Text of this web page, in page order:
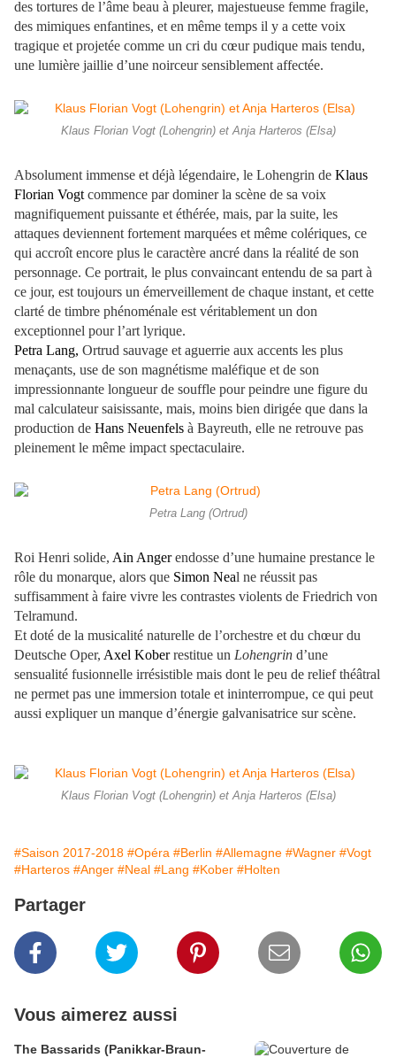
des tortures de l’âme beau à pleurer, majestueuse femme fragile,
des mimiques enfantines, et en même temps il y a cette voix
tragique et projetée comme un cri du cœur pudique mais tendu,
une lumière jaillie d’une noirceur sensiblement affectée.
Klaus Florian Vogt (Lohengrin) et Anja Harteros (Elsa)
Absolument immense et déjà légendaire, le Lohengrin de Klaus
Florian Vogt commence par dominer la scène de sa voix
magnifiquement puissante et éthérée, mais, par la suite, les
attaques deviennent fortement marquées et même colériques, ce
qui accroît encore plus le caractère ancré dans la réalité de son
personnage. Ce portrait, le plus convaincant entendu de sa part à
ce jour, est toujours un émerveillement de chaque instant, et cette
clarté de timbre phénoménale est véritablement un don
exceptionnel pour l’art lyrique.
Petra Lang, Ortrud sauvage et aguerrie aux accents les plus
menaçants, use de son magnétisme maléfique et de son
impressionnante longueur de souffle pour peindre une figure du
mal calculateur saisissante, mais, moins bien dirigée que dans la
production de Hans Neuenfels à Bayreuth, elle ne retrouve pas
pleinement le même impact spectaculaire.
Petra Lang (Ortrud)
Roi Henri solide, Ain Angerendosse d’une humaine prestance le
rôle du monarque, alors que Simon Neal ne réussit pas
suffisamment à faire vivre les contrastes violents de Friedrich von
Telramund.
Et doté de la musicalité naturelle de l’orchestre et du chœur du
Deutsche Oper, Axel Koberrestitue un Lohengrin d’une
sensualité fusionnelle irrésistible mais dont le peu de relief théâtral
ne permet pas une immersion totale et ininterrompue, ce qui peut
aussi expliquer un manque d’énergie galvanisatrice sur scène.
Klaus Florian Vogt (Lohengrin) et Anja Harteros (Elsa)
#Saison 2017-2018 #Opéra #Berlin #Allemagne #Wagner #Vogt
#Harteros #Anger #Neal #Lang #Kober #Holten
Partager
Vous aimerez aussi
The Bassarids (Panikkar-Braun-